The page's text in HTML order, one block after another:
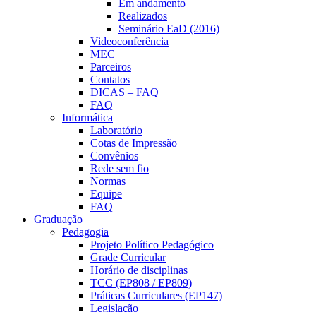
Em andamento
Realizados
Seminário EaD (2016)
Videoconferência
MEC
Parceiros
Contatos
DICAS – FAQ
FAQ
Informática
Laboratório
Cotas de Impressão
Convênios
Rede sem fio
Normas
Equipe
FAQ
Graduação
Pedagogia
Projeto Político Pedagógico
Grade Curricular
Horário de disciplinas
TCC (EP808 / EP809)
Práticas Curriculares (EP147)
Legislação